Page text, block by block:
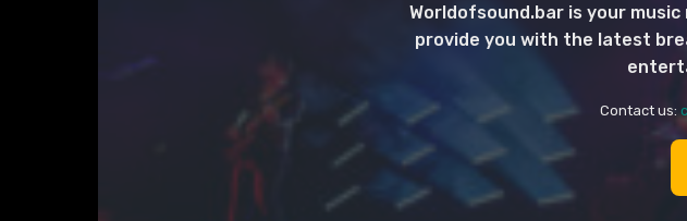
Worldofsound.bar is your
provide you with the latest
Contact us: